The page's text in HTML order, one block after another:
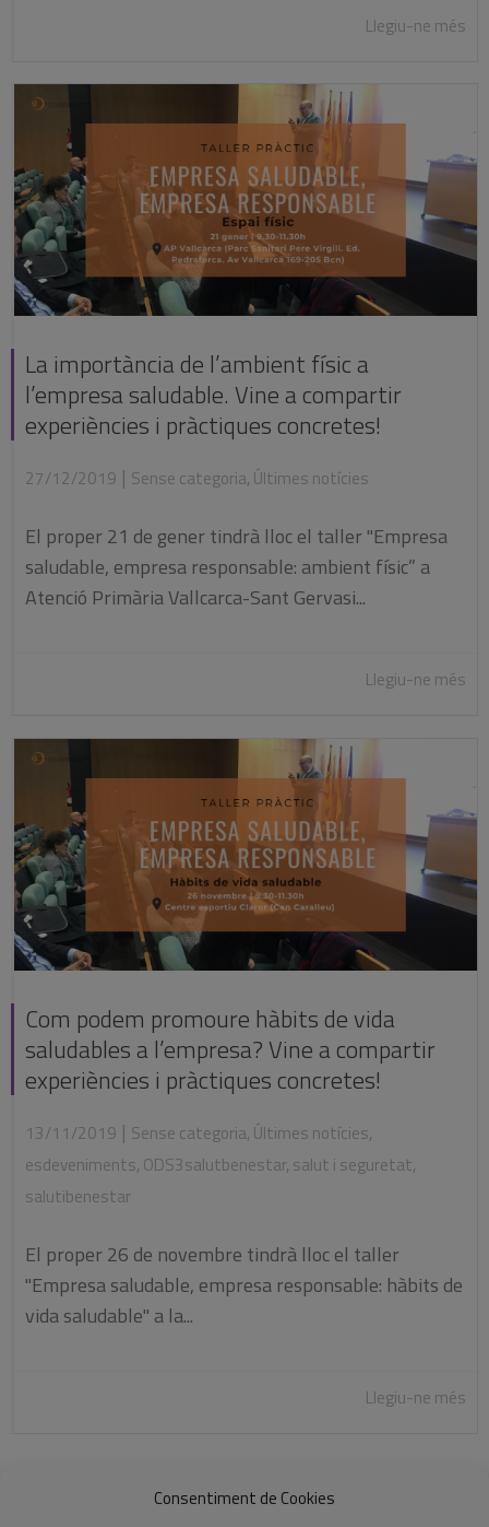
Consentiment de Cookies
Llegiu-ne més
La importància de l’ambient físic a
l’empresa saludable. Vine a compartir
experiències i pràctiques concretes!
27/12/2019 | Sense categoria, Últimes notícies
El proper 21 de gener tindrà lloc el taller "Empresa
saludable, empresa responsable: ambient físic” a
Atenció Primària Vallcarca-Sant Gervasi...
Llegiu-ne més
Com podem promoure hàbits de vida
saludables a l’empresa? Vine a compartir
experiències i pràctiques concretes!
13/11/2019 | Sense categoria, Últimes notícies,
esdeveniments, ODS3salutbenestar, salut i seguretat,
salutibenestar
El proper 26 de novembre tindrà lloc el taller
"Empresa saludable, empresa responsable: hàbits de
vida saludable" a la...
Llegiu-ne més
1 2 3 4